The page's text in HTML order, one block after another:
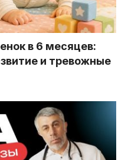
в 6 месяцев:
и тревожные